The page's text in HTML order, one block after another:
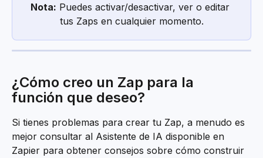
Nota: Puedes activar/desactivar, ver o editar
tus Zaps en cualquier momento.
¿Cómo creo un Zap para la
función que deseo?
Si tienes problemas para crear tu Zap, a menudo es
mejor consultar al Asistente de IA disponible en
Zapier para obtener consejos sobre cómo construir